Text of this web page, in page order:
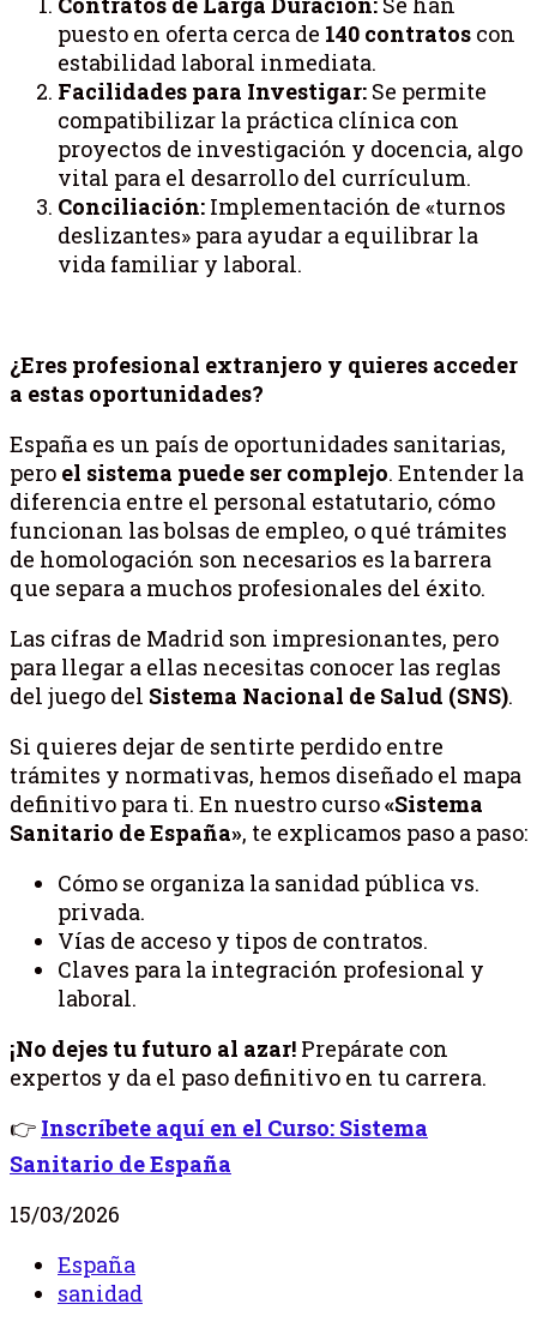
puesto en oferta cerca de 140 contratos con
estabilidad laboral inmediata.
Facilidades para Investigar: Se permite
compatibilizar la práctica clínica con
proyectos de investigación y docencia, algo
vital para el desarrollo del currículum.
Conciliación: Implementación de «turnos
deslizantes» para ayudar a equilibrar la
vida familiar y laboral.
¿Eres profesional extranjero y quieres acceder
a estas oportunidades?
España es un país de oportunidades sanitarias,
pero el sistema puede ser complejo. Entender la
diferencia entre el personal estatutario, cómo
funcionan las bolsas de empleo, o qué trámites
de homologación son necesarios es la barrera
que separa a muchos profesionales del éxito.
Las cifras de Madrid son impresionantes, pero
para llegar a ellas necesitas conocer las reglas
del juego del Sistema Nacional de Salud (SNS).
Si quieres dejar de sentirte perdido entre
trámites y normativas, hemos diseñado el mapa
definitivo para ti. En nuestro curso«Sistema
Sanitario de España», te explicamos paso a paso:
Cómo se organiza la sanidad pública vs.
privada.
Vías de acceso y tipos de contratos.
Claves para la integración profesional y
laboral.
¡No dejes tu futuro al azar! Prepárate con
expertos y da el paso definitivo en tu carrera.
👉 Inscríbete aquí en el Curso: Sistema
Sanitario de España
15/03/2026
España
sanidad